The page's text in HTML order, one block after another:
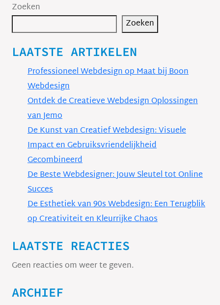
Zoeken
Zoeken
LAATSTE ARTIKELEN
Professioneel Webdesign op Maat bij Boon
Webdesign
Ontdek de Creatieve Webdesign Oplossingen
van Jemo
De Kunst van Creatief Webdesign: Visuele
Impact en Gebruiksvriendelijkheid
Gecombineerd
De Beste Webdesigner: Jouw Sleutel tot Online
Succes
De Esthetiek van 90s Webdesign: Een Terugblik
op Creativiteit en Kleurrijke Chaos
LAATSTE REACTIES
Geen reacties om weer te geven.
ARCHIEF